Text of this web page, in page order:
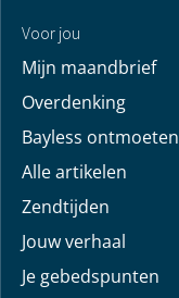
Voor jou
Mijn maandbrief
Overdenking
Bayless ontmoeten
Alle artikelen
Zendtijden
Jouw verhaal
Je gebedspunten